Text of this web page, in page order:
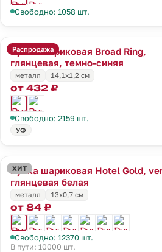
Свободно: 1058 шт.
Распродажа
Ручка шариковая Broad Ring,
глянцевая, темно-синяя
металл 14,1x1,2 см
от 432 ₽
Свободно: 2159 шт.
УФ
ХИТ
Ручка шариковая Hotel Gold,
глянцевая белая
металл 13х0,7 см
от 84 ₽
Свободно: 12370 шт.
В пути: 10000 шт.